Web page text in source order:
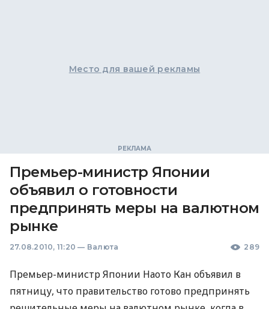
Место для вашей рекламы
Премьер-министр Японии
объявил о готовности
предпринять меры на валютном
рынке
27.08.2010, 11:20 — Валюта 289
Премьер-министр Японии Наото Кан объявил в
пятницу, что правительство готово предпринять